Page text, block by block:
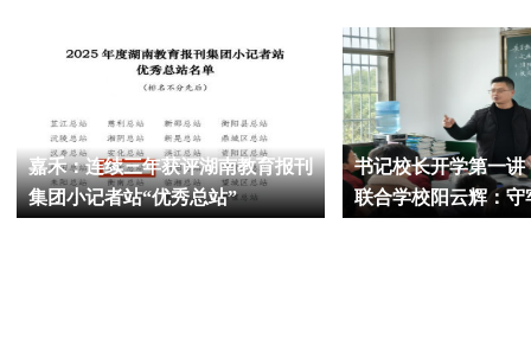
嘉禾：连续三年获评湖南教育报刊
集团小记者站“优秀总站”
书记校长开学第一讲
联合学校阳云辉：守